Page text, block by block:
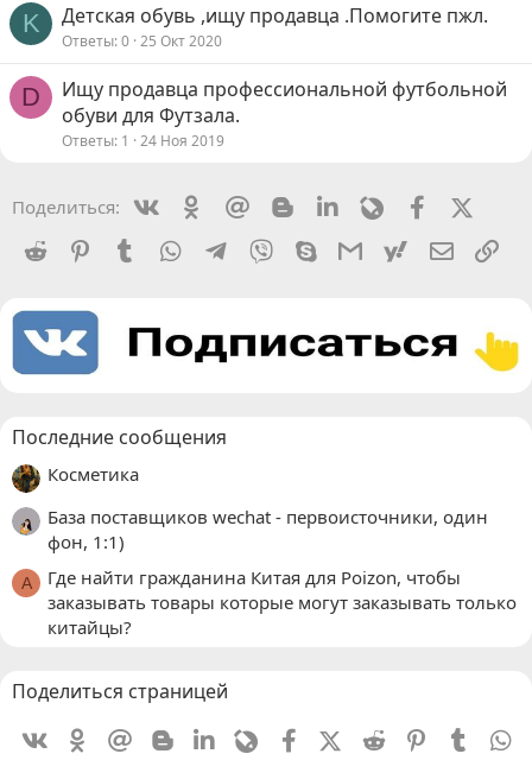
K Детская обувь ,ищу продавца .Помогите пжл.
Ответы 0 25 Окт 2020
D
Ищу продавца профессиональной футбольной
обуви для Футзала.
Ответы 1 24 Ноя 2019
Поделиться: VkontakteOdnoklassniki
Mail.ru BloggerLinkedinLivejournalFacebook
Reddit
PinterestTumblr WhatsAppTelegram
Viber SkypeGmailyahoomail
Последние сообщения
Косметика
База поставщиков wechat - первоисточники, один
фон, 1:1)
A
Где найти гражданина Китая для Poizon, чтобы
заказывать товары которые могут заказывать только
китайцы?
Поделиться страницей
VkontakteOdnoklassniki
Mail.ru BloggerLinkedin
LivejournalFacebookX (Twitter)
Reddit PinterestTumblr